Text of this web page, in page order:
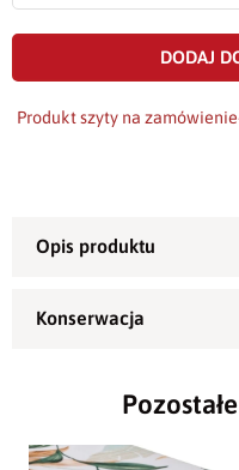
DODAJ
Produkt szyty na
Obrus
dekoracja
Przepięknyobrus